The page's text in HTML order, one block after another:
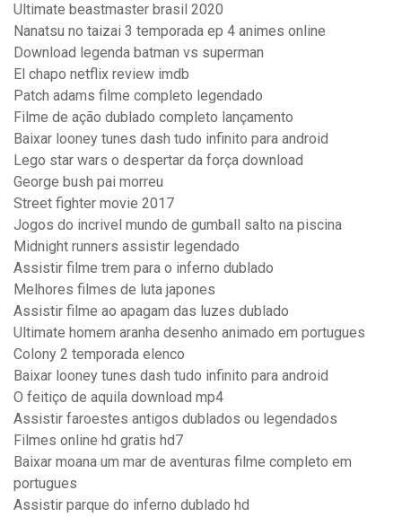
Ultimate beastmaster brasil 2020
Nanatsu no taizai 3 temporada ep 4 animes online
Download legenda batman vs superman
El chapo netflix review imdb
Patch adams filme completo legendado
Filme de ação dublado completo lançamento
Baixar looney tunes dash tudo infinito para android
Lego star wars o despertar da força download
George bush pai morreu
Street fighter movie 2017
Jogos do incrivel mundo de gumball salto na piscina
Midnight runners assistir legendado
Assistir filme trem para o inferno dublado
Melhores filmes de luta japones
Assistir filme ao apagam das luzes dublado
Ultimate homem aranha desenho animado em portugues
Colony 2 temporada elenco
Baixar looney tunes dash tudo infinito para android
O feitiço de aquila download mp4
Assistir faroestes antigos dublados ou legendados
Filmes online hd gratis hd7
Baixar moana um mar de aventuras filme completo em
portugues
Assistir parque do inferno dublado hd